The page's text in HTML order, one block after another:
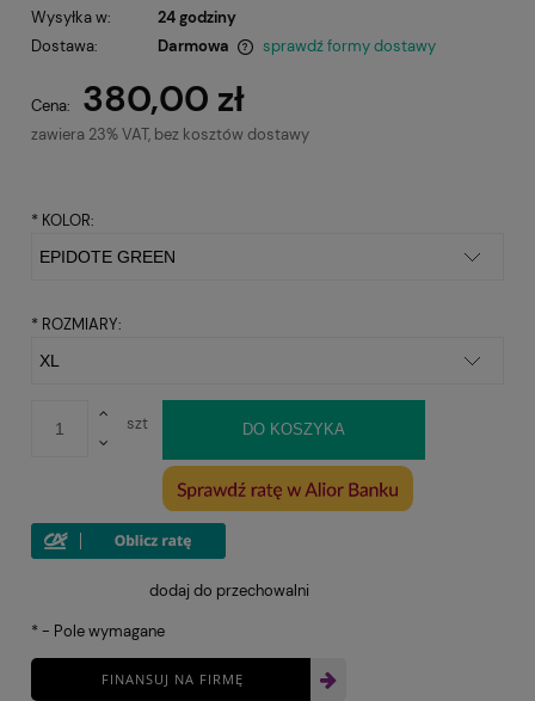
Wysyłka w:
24 godziny
Dostawa:
Darmowa
sprawdź formy dostawy
Cena: 380,00 zł
zawiera 23% VAT, bez kosztów dostawy
* KOLOR:
* ROZMIARY:
szt DO KOSZYKA
dodaj do przechowalni
*- Pole wymagane
FINANSUJ NA FIRMĘ